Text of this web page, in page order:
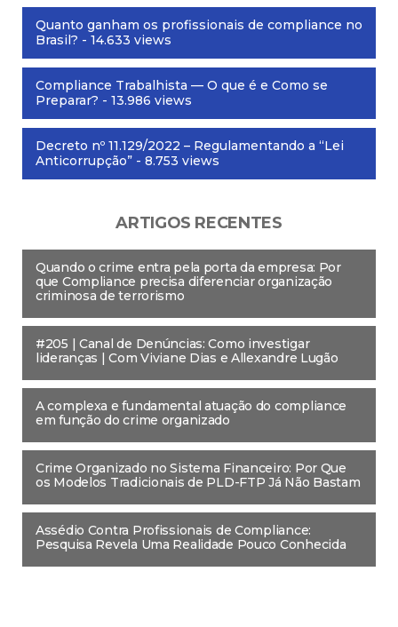
Quanto ganham os profissionais de compliance no
Brasil? - 14.633 views
Compliance Trabalhista — O que é e Como se
Preparar? - 13.986 views
Decreto nº 11.129/2022 – Regulamentando a “Lei
Anticorrupção” - 8.753 views
ARTIGOS RECENTES
Quando o crime entra pela porta da empresa: Por
que Compliance precisa diferenciar organização
criminosa de terrorismo
#205 | Canal de Denúncias: Como investigar
lideranças | Com Viviane Dias e Allexandre Lugão
A complexa e fundamental atuação do compliance
em função do crime organizado
Crime Organizado no Sistema Financeiro: Por Que
os Modelos Tradicionais de PLD-FTP Já Não Bastam
Assédio Contra Profissionais de Compliance:
Pesquisa Revela Uma Realidade Pouco Conhecida